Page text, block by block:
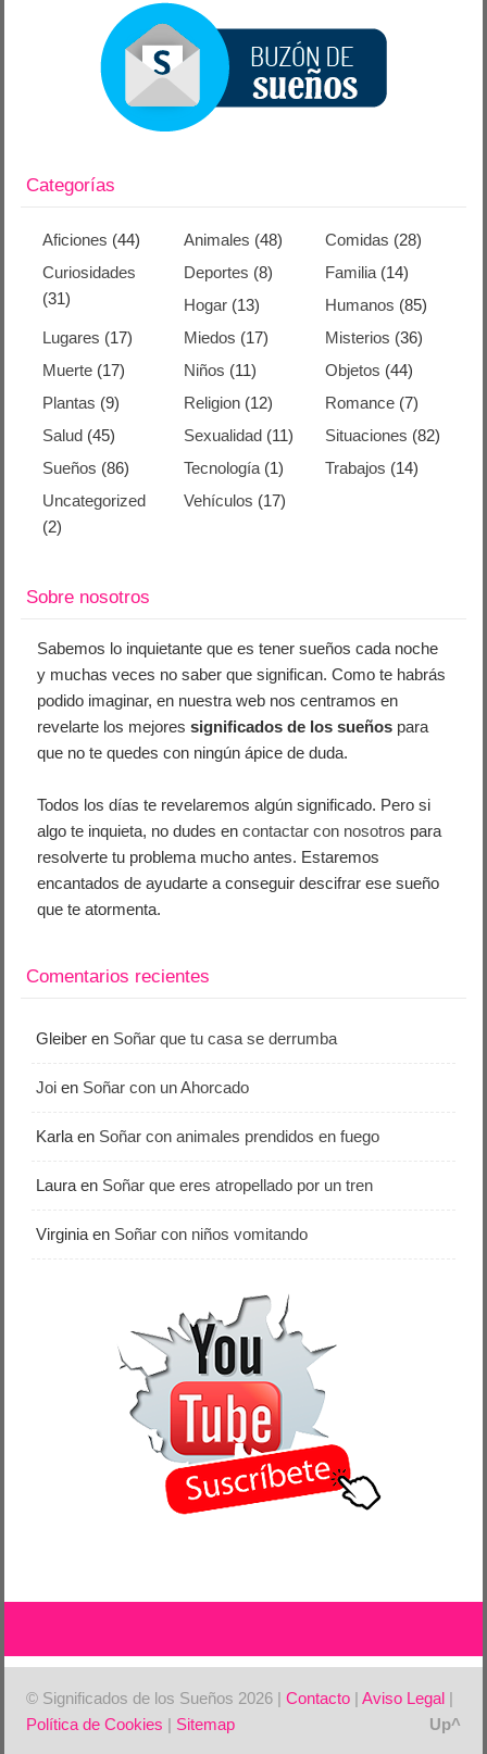
Categorías
Aficiones (44) Animales (48) Comidas (28)
Curiosidades
(31)
Deportes (8) Familia(14)
Hogar (13) Humanos (85)
Lugares (17) Miedos (17) Misterios (36)
Muerte (17) Niños (11) Objetos (44)
Plantas (9) Religion (12) Romance(7)
Salud (45) Sexualidad (11) Situaciones (82)
Sueños (86) Tecnología (1) Trabajos (14)
Uncategorized
(2)
Vehículos (17)
Sobre nosotros
Sabemos lo inquietante que es tener sueños cada noche
y muchas veces no saber que significan. Como te habrás
podido imaginar, en nuestra web nos centramos en
revelarte los mejoressignificados de los sueños para
que no te quedes con ningún ápice de duda.
Todos los días te revelaremos algún significado. Pero si
algo te inquieta, no dudes encontactar con nosotros para
resolverte tu problema mucho antes. Estaremos
encantados de ayudarte a conseguir descifrar ese sueño
que te atormenta.
Comentarios recientes
Gleiber en Soñar que tu casa se derrumba
Joi en Soñar con un Ahorcado
Karla en Soñar con animales prendidos en fuego
Laura en Soñar que eres atropellado por un tren
Virginia en Soñar con niños vomitando
© Significados de los Sueños 2026 |Contacto |Aviso Legal |
Política de Cookies | Sitemap